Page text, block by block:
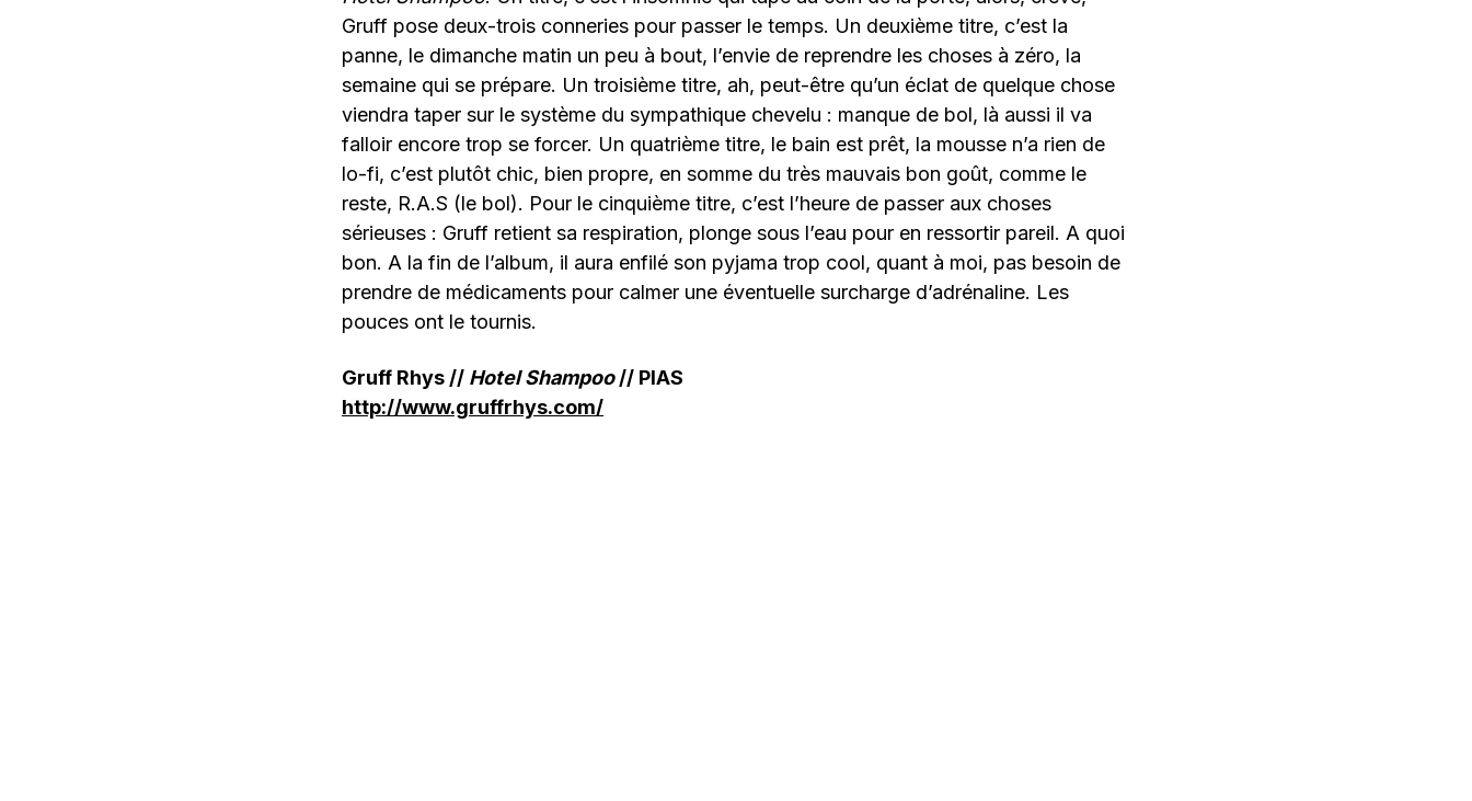
Gruff pose deux-trois conneries pour passer le temps. Un deuxième titre, c’est la
panne, le dimanche matin un peu à bout, l’envie de reprendre les choses à zéro, la
semaine qui se prépare. Un troisième titre, ah, peut-être qu’un éclat de quelque chose
viendra taper sur le système du sympathique chevelu : manque de bol, là aussi il va
falloir encore trop se forcer. Un quatrième titre, le bain est prêt, la mousse n’a rien de
lo-fi, c’est plutôt chic, bien propre, en somme du très mauvais bon goût, comme le
reste, R.A.S (le bol). Pour le cinquième titre, c’est l’heure de passer aux choses
sérieuses : Gruff retient sa respiration, plonge sous l’eau pour en ressortir pareil. A quoi
bon. A la fin de l’album, il aura enfilé son pyjama trop cool, quant à moi, pas besoin de
prendre de médicaments pour calmer une éventuelle surcharge d’adrénaline. Les
pouces ont le tournis.
Gruff Rhys // Hotel Shampoo// PIAS
http://www.gruffrhys.com/